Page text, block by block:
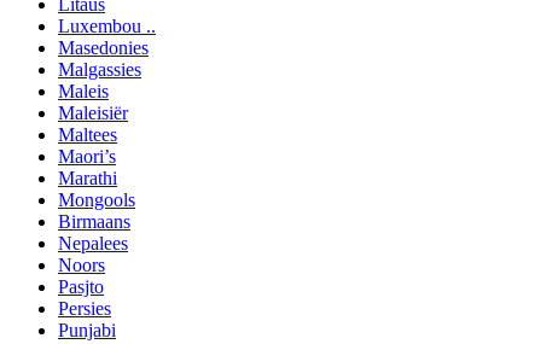
Luxembou ..
Masedonies
Malgassies
Maleis
Maleisiër
Maltees
Maori’s
Marathi
Mongools
Birmaans
Nepalees
Noors
Pasjto
Persies
Punjabi